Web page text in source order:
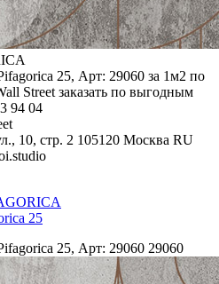
25, Арт: 29060 за 1м2 по
Street заказать по выгодным
94 04
10, стр. 2 105120 Москва RU
25
25, Арт: 29060 29060